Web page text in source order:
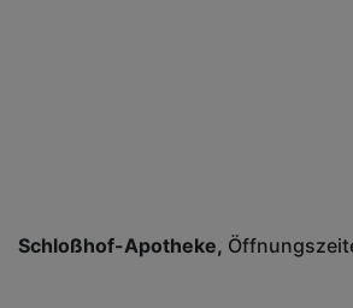
Schloßhof-Apotheke